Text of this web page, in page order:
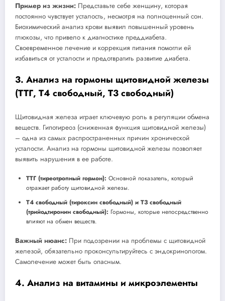
Пример из жизни: Представьте себе женщину, которая
постоянно чувствует усталость, несмотря на полноценный сон.
Биохимический анализ крови выявил повышенный уровень
глюкозы, что привело к диагностике преддиабета.
Своевременное лечение и коррекция питания помогли ей
избавиться от усталости и предотвратить развитие диабета.
3. Анализ на гормоны щитовидной железы
(ТТГ, Т4 свободный, Т3 свободный)
Щитовидная железа играет ключевую роль в регуляции обмена
веществ. Гипотиреоз (сниженная функция щитовидной железы)
– одна из самых распространенных причин хронической
усталости. Анализ на гормоны щитовидной железы позволяет
выявить нарушения в ее работе.
ТТГ (тиреотропный гормон): Основной показатель, который
отражает работу щитовидной железы.
Т4 свободный (тироксин свободный) и Т3 свободный
(трийодтиронин свободный): Гормоны, которые непосредственно
влияют на обмен веществ.
Важный нюанс: При подозрении на проблемы с щитовидной
железой, обязательно проконсультируйтесь с эндокринологом.
Самолечение может быть опасным.
4. Анализ на витамины и микроэлементы